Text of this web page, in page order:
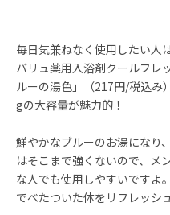
毎日気兼ねなく使用したい人
バリュ薬用入浴剤クールフレ
ルーの湯色」（217円/税込み
gの大容量が魅力的！
鮮やかなブルーのお湯になり
はそこまで強くないので、メ
な人でも使用しやすいですよ
でべたついた体をリフレッシ